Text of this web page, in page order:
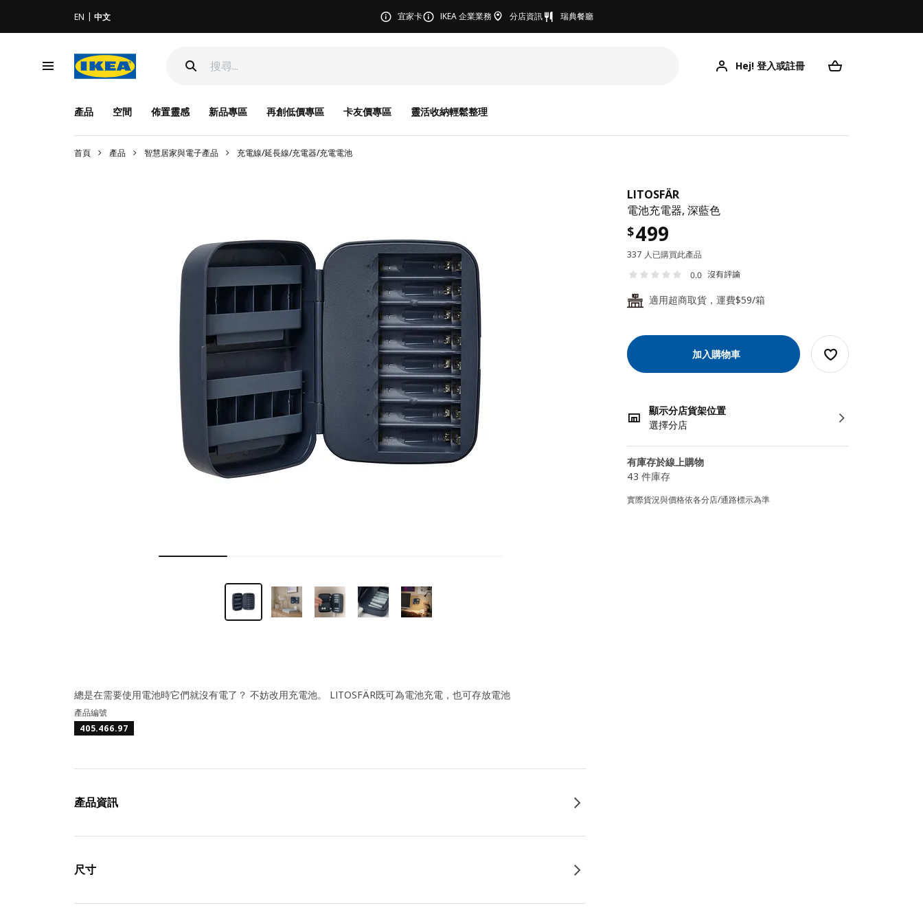
EN 中文 宜家卡 IKEA 企業業務 分店資訊 瑞典餐廳
Hej! 登入或註冊
產品 空間 佈置靈感 新品專區 再創低價專區 卡友價專區 靈活收納輕鬆整理
首頁 產品 智慧居家與電子產品 充電線/延長線/充電器/充電電池
LITOSFÄR
電池充電器, 深藍色
$499
337 人已購買此產品
0.0 沒有評論
24 適用超商取貨，運費$59/箱
加入購物車
顯示分店貨架位置
選擇分店
有庫存於線上購物
43 件庫存
實際貨況與價格依各分店/通路標示為準
總是在需要使用電池時它們就沒有電了？ 不妨改用充電池。 LITOSFÄR既可為電池充電，也可存放電池
產品編號
405.466.97
產品資訊
尺寸